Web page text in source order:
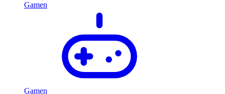
Gamen
Gamen